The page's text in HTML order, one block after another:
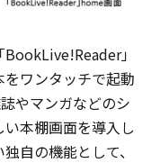
」
ワンタッチで起動
やマンガなどのシ
本棚画面を導入し
自の機能として、